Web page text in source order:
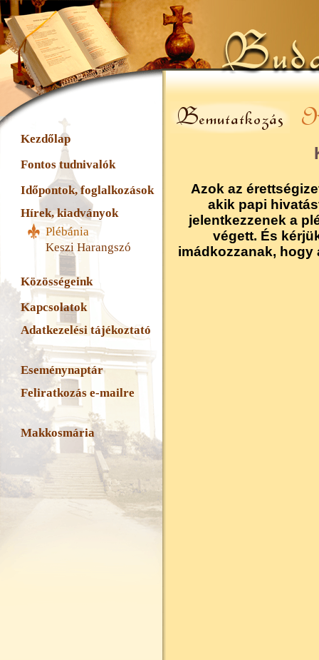
Kezdőlap
Fontos tudnivalók
Időpontok, foglalkozások
Hírek, kiadványok
Plébánia
Keszi Harangszó
Közösségeink
Kapcsolatok
Adatkezelési tájékoztató
Eseménynaptár
Feliratkozás e-mailre
Makkosmária
Azok az
akik papi
jelentkezzenek a
végett. És
imádkozzanak, hogy